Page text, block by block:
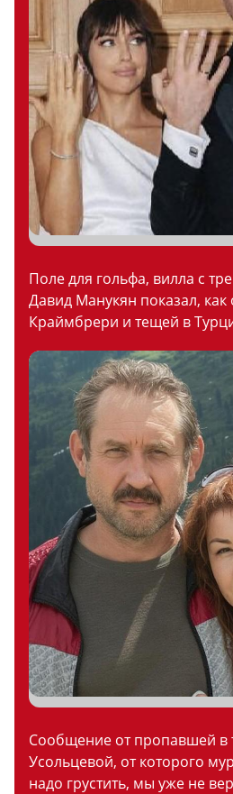
Поле для гольфа, вилла с
Давид Манукян показал, как
Краймбрери и тещей в
Сообщение от пропавшей в
Усольцевой, от которого
надо грустить, мы уже не